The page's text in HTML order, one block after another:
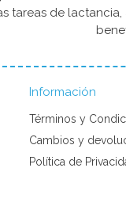
tareas de
Información
Términos y
Cambios y
Política de